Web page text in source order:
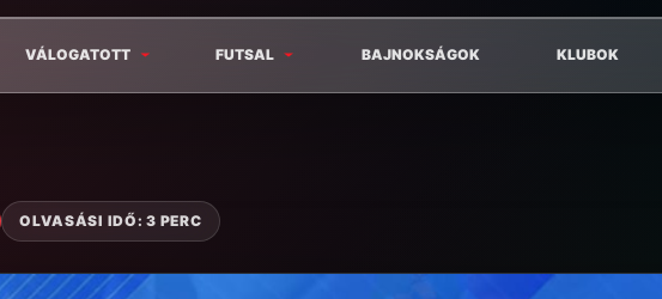
VÁLOGATOTT FUTSAL BAJNOKSÁGOK KLUBOK
OLVASÁSI IDŐ: 3 PERC